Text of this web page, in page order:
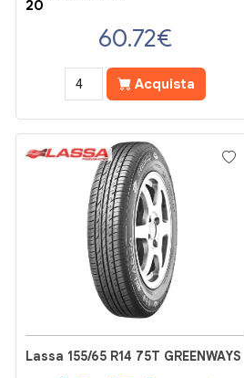
20
60.72€
Acquista
Lassa 155/65 R14 75T GREENWAYS